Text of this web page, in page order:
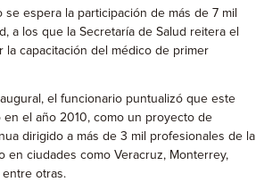
se espera la participación de más de 7 mil
a los que la Secretaría de Salud reitera el
la capacitación del médico de primer
el funcionario puntualizó que este
el año 2010, como un proyecto de
dirigido a más de 3 mil profesionales de la
en ciudades como Veracruz, Monterrey,
entre otras.